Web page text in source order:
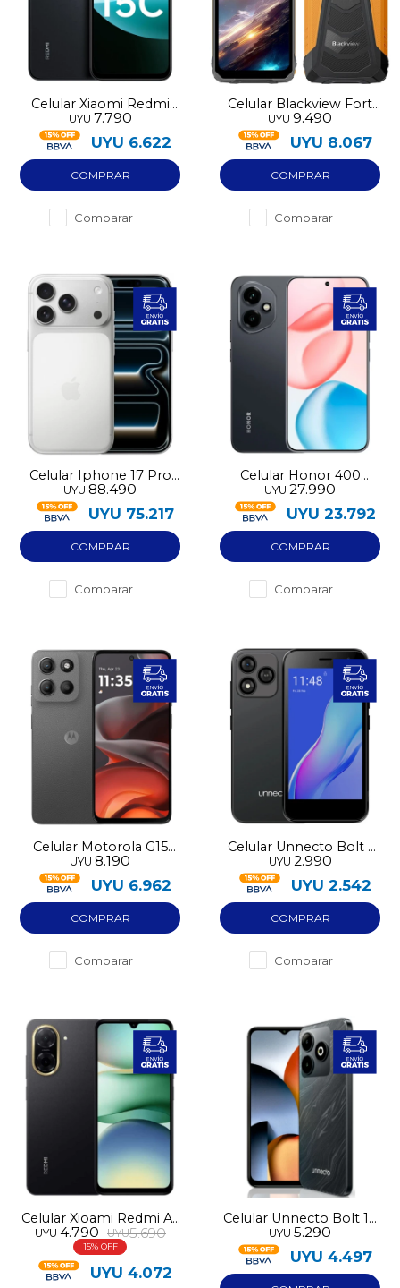
Celular Xiaomi Redmi
15C 128GB
UYU 7.790
UYU 6.622
Comparar
Celular Blackview Fort
128GB
UYU 9.490
UYU 8.067
Comparar
Celular Iphone 17 Pro
256GB eSIM
UYU 88.490
UYU 75.217
Comparar
Celular Honor 400
256GB 5G
UYU 27.990
UYU 23.792
Comparar
Celular Motorola G15
256GB LTE
UYU 8.190
UYU 6.962
Comparar
Celular Unnecto Bolt 1
32GB 2GB RAM
UYU 2.990
UYU 2.542
Comparar
Celular Xioami Redmi A5
LTE 64GB
UYU 4.790 UYU5.690
15
UYU 4.072
Celular Unnecto Bolt 10
128GB NFC 4GB RAM
UYU 5.290
UYU 4.497